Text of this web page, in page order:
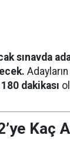
sınavda
180 dakikası
Kaç